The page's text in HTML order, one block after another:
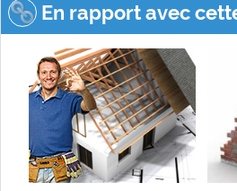
En rapport avec